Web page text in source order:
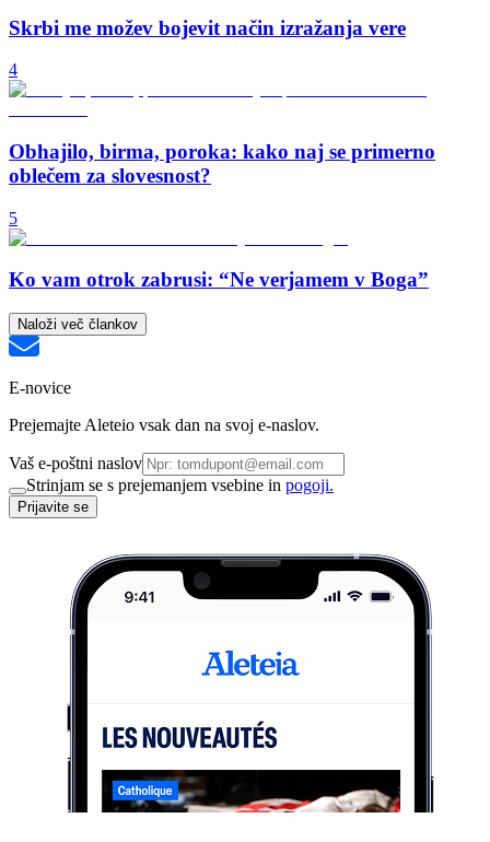
Skrbi me možev bojevit način izražanja vere
4
Obhajilo, birma, poroka: kako naj se primerno
oblečem za slovesnost?
5
Ko vam otrok zabrusi: “Ne verjamem v Boga”
Naloži več člankov
E-novice
Prejemajte Aleteio vsak dan na svoj e-naslov.
Vaš e-poštni naslov
Strinjam se s prejemanjem vsebine in pogoji.
Prijavite se